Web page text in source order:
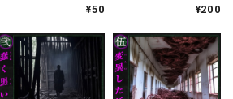
¥50
¥200